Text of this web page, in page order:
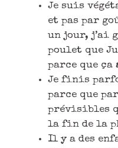
Je suis
et pas par
un jour, j’ai
poulet que
parce que ça
Je finis
parce que
prévisibles
la fin de la
Il y a des